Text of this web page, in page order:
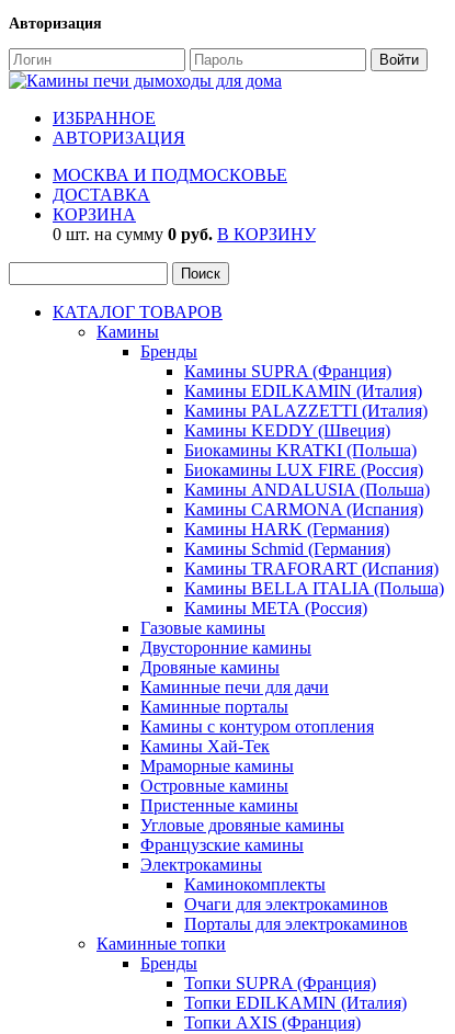
Авторизация
ИЗБРАННОЕ
АВТОРИЗАЦИЯ
МОСКВА И ПОДМОСКОВЬЕ
ДОСТАВКА
КОРЗИНА
0 шт. на сумму 0 руб. В КОРЗИНУ
КАТАЛОГ ТОВАРОВ
Камины
Бренды
Камины SUPRA (Франция)
Камины EDILKAMIN (Италия)
Камины PALAZZETTI (Италия)
Камины KEDDY (Швеция)
Биокамины KRATKI (Польша)
Биокамины LUX FIRE (Россия)
Камины ANDALUSIA (Польша)
Камины CARMONA (Испания)
Камины HARK (Германия)
Камины Schmid (Германия)
Камины TRAFORART (Испания)
Камины BELLA ITALIA (Польша)
Камины МЕТА (Россия)
Газовые камины
Двусторонние камины
Дровяные камины
Каминные печи для дачи
Каминные порталы
Камины с контуром отопления
Камины Хай-Тек
Мраморные камины
Островные камины
Пристенные камины
Угловые дровяные камины
Французские камины
Электрокамины
Каминокомплекты
Очаги для электрокаминов
Порталы для электрокаминов
Каминные топки
Бренды
Топки SUPRA (Франция)
Топки EDILKAMIN (Италия)
Топки AXIS (Франция)